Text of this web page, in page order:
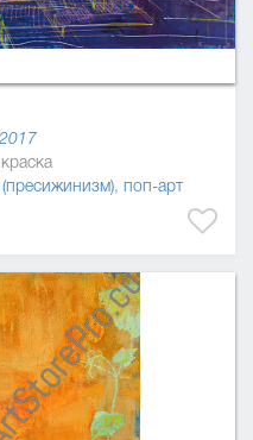
, поп-арт